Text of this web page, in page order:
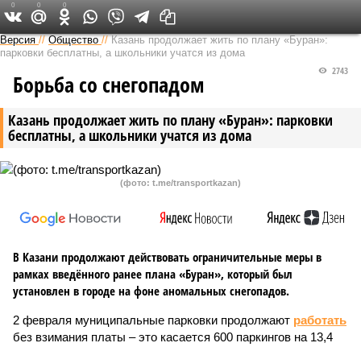
Версия в Татарстане
Версия //Общество //Казань продолжает жить по плану «Буран»:
парковки бесплатны, а школьники учатся из дома
Казань продолжает жить по плану «Буран»: парковки
бесплатны, а школьники учатся из дома
2743
Борьба со снегопадом
(фото: t.me/transportkazan)
В Казани продолжают действовать ограничительные меры в
рамках введённого ранее плана «Буран», который был
установлен в городе на фоне аномальных снегопадов.
2 февраля муниципальные парковки продолжают работать
без взимания платы – это касается 600 паркингов на 13,4
0 0 0